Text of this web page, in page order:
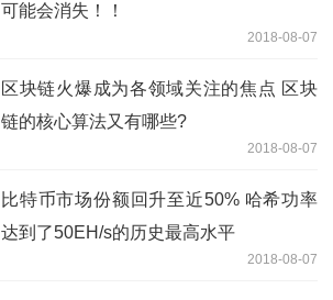
可能会消失！！
2018-08-07
区块链火爆成为各领域关注的焦点 区块
链的核心算法又有哪些?
2018-08-07
比特币市场份额回升至近50% 哈希功率
达到了50EH/s的历史最高水平
2018-08-07